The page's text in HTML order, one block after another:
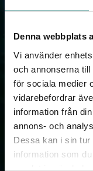
Denna webbplats
Vi använder
och annonserna
för sociala medier
vidarebefordrar
information från
annons- och
Dessa kan i sin tur
information som